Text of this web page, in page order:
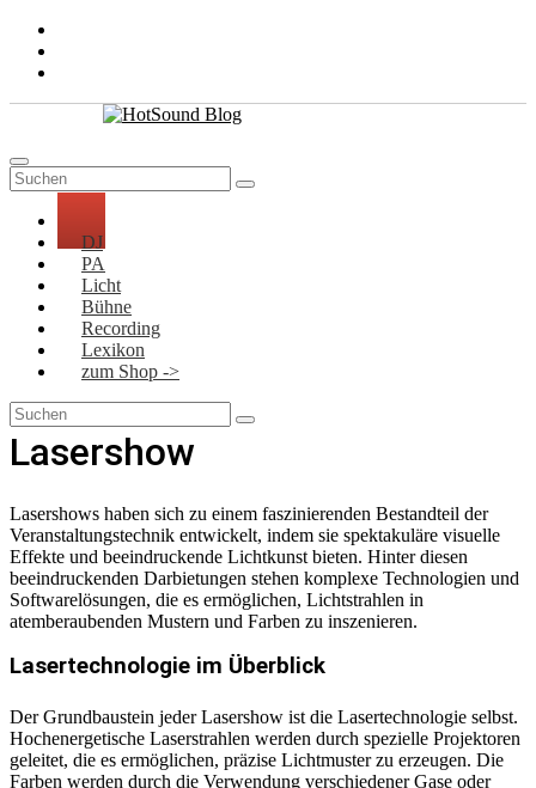
Zum
Inhalt
springen
DJ
PA
Licht
Bühne
Recording
Lexikon
zum Shop ->
Lasershow
Lasershows haben sich zu einem faszinierenden Bestandteil der
Veranstaltungstechnik entwickelt, indem sie spektakuläre visuelle
Effekte und beeindruckende Lichtkunst bieten. Hinter diesen
beeindruckenden Darbietungen stehen komplexe Technologien und
Softwarelösungen, die es ermöglichen, Lichtstrahlen in
atemberaubenden Mustern und Farben zu inszenieren.
Lasertechnologie im Überblick
Der Grundbaustein jeder Lasershow ist die Lasertechnologie selbst.
Hochenergetische Laserstrahlen werden durch spezielle Projektoren
geleitet, die es ermöglichen, präzise Lichtmuster zu erzeugen. Die
Farben werden durch die Verwendung verschiedener Gase oder